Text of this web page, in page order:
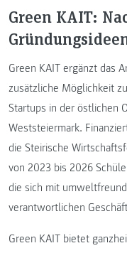
Green KAIT:
Green KAIT ergänzt das
zusätzliche Möglichkeit
Startups in der östlichen
Weststeiermark.
die Steirische
von 2023 bis 2026
die sich mit
verantwortlichen
Green KAIT bietet